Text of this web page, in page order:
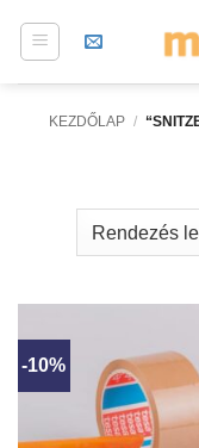
KEZDŐLAP /
-10%